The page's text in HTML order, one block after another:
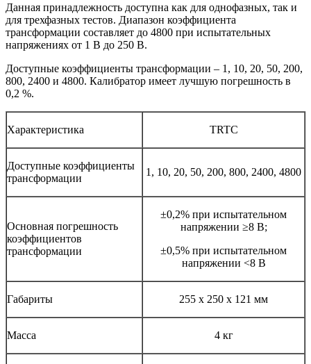
Данная принадлежность доступна как для однофазных, так и
для трехфазных тестов. Диапазон коэффициента
трансформации составляет до 4800 при испытательных
напряжениях от 1 В до 250 В.
Доступные коэффициенты трансформации – 1, 10, 20, 50, 200,
800, 2400 и 4800. Калибратор имеет лучшую погрешность в
0,2 %.
Характеристика TRTC
Доступные коэффициенты
трансформации
1, 10, 20, 50, 200, 800, 2400, 4800
Основная погрешность
коэффициентов
трансформации
±0,2% при испытательном
напряжении ≥8 В;
±0,5% при испытательном
напряжении <8 В
Габариты 255 х 250 х 121 мм
Масса 4 кг